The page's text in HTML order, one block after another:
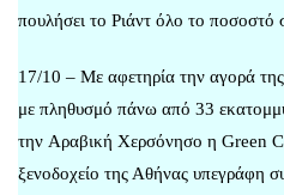
πουλήσει το Ριάντ όλο το ποσοστό
17/10 – Με αφετηρία την αγορά
με πληθυσμό πάνω από 33
την Aραβική Xερσόνησο η Green
ξενοδοχείο της Αθήνας υπεγράφη